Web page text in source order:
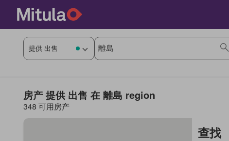
房产 提供 出售 在 離島 region
348 可用房产
查找